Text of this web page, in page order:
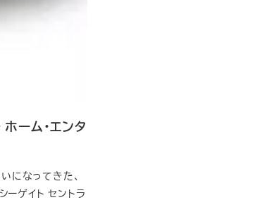
ーム・エンタ
になってきた、
ゲイト セントラ